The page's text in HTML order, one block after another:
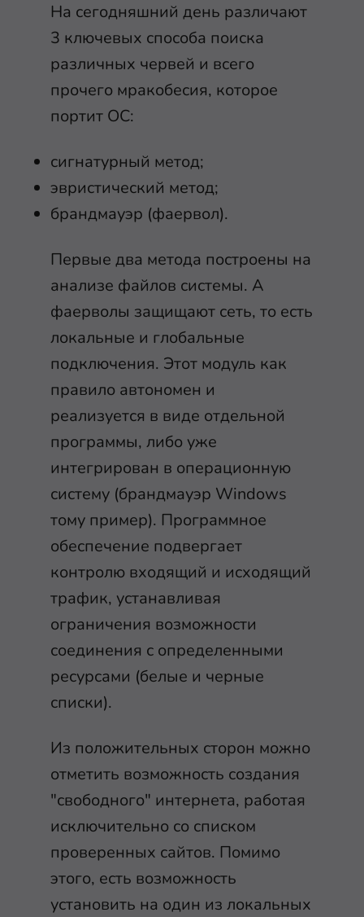
На сегодняшний день различают
3 ключевых способа поиска
различных червей и всего
прочего мракобесия, которое
портит ОС:
сигнатурный метод;
эвристический метод;
брандмауэр (фаервол).
Первые два метода построены на
анализе файлов системы. А
фаерволы защищают сеть, то есть
локальные и глобальные
подключения. Этот модуль как
правило автономен и
реализуется в виде отдельной
программы, либо уже
интегрирован в операционную
систему (брандмауэр Windows
тому пример). Программное
обеспечение подвергает
контролю входящий и исходящий
трафик, устанавливая
ограничения возможности
соединения с определенными
ресурсами (белые и черные
списки).
Из положительных сторон можно
отметить возможность создания
"свободного" интернета, работая
исключительно со списком
проверенных сайтов. Помимо
этого, есть возможность
установить на один из локальных